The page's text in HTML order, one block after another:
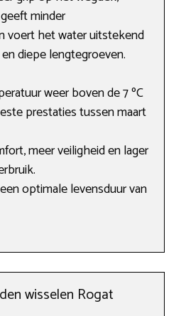
minder
voert het water uitstekend
diepe lengtegroeven.
weer boven de 7 ºC
prestaties tussen maart
meer veiligheid en lager
optimale levensduur van
wisselen Rogat